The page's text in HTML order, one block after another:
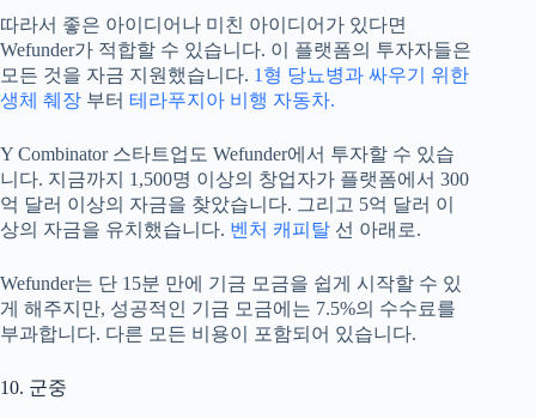
따라서 좋은 아이디어나 미친 아이디어가 있다면
Wefunder가 적합할 수 있습니다. 이 플랫폼의 투자자들은
모든 것을 자금 지원했습니다. 1형 당뇨병과 싸우기 위한
생체 췌장 부터 테라푸지아 비행 자동차.
Y Combinator 스타트업도 Wefunder에서 투자할 수 있습
니다. 지금까지 1,500명 이상의 창업자가 플랫폼에서 300
억 달러 이상의 자금을 찾았습니다. 그리고 5억 달러 이
상의 자금을 유치했습니다. 벤처 캐피탈 선 아래로.
Wefunder는 단 15분 만에 기금 모금을 쉽게 시작할 수 있
게 해주지만, 성공적인 기금 모금에는 7.5%의 수수료를
부과합니다. 다른 모든 비용이 포함되어 있습니다.
10. 군중